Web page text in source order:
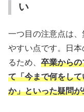
い
一つ目の注意点は
やすい点です。日
るため、 卒業から
て「今まで何をし
か」といった疑問